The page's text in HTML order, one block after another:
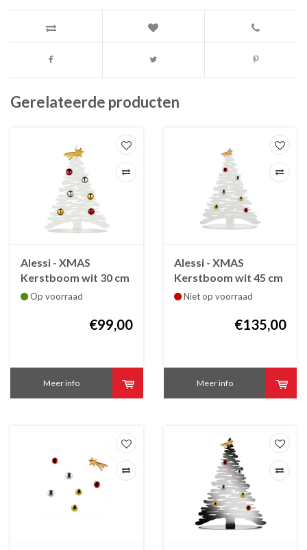
Gerelateerde producten
Alessi - XMAS
Kerstboom wit 30 cm
Op voorraad
€99,00
Meer info
Alessi - XMAS
Kerstboom wit 45 cm
Niet op voorraad
€135,00
Meer info